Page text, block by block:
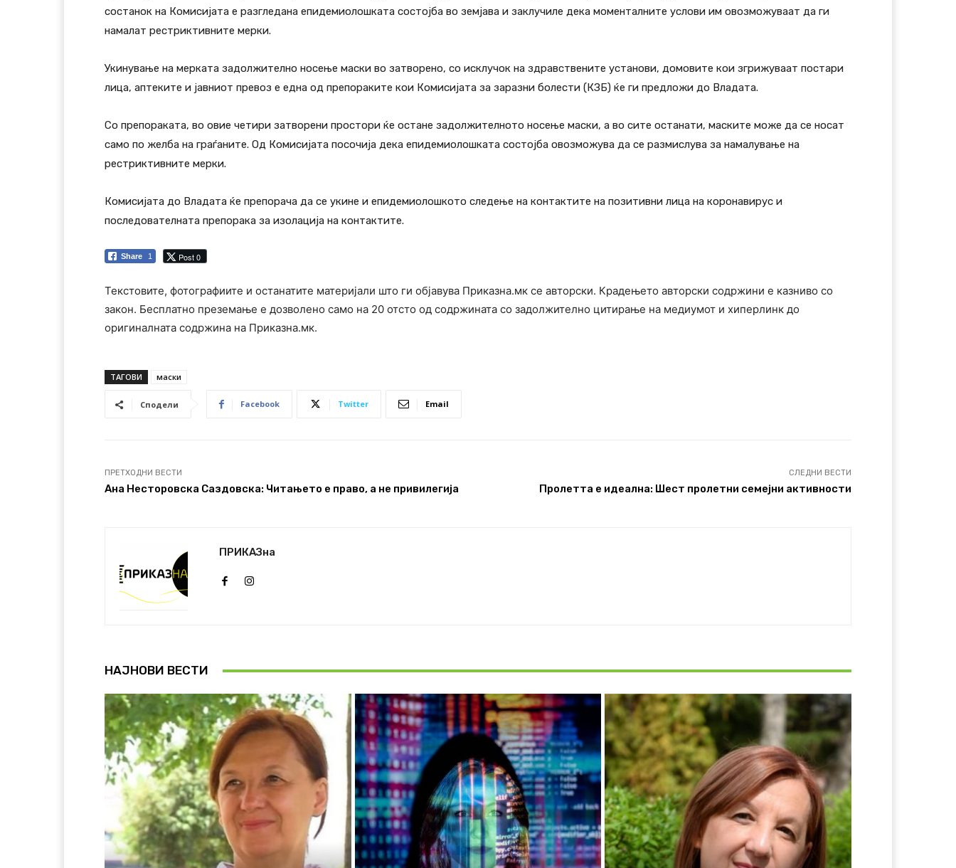
состанок на Комисијата е разгледана епидемиолошката состојба во земјава и заклучиле дека моменталните услови им овозможуваат да ги
намалат рестриктивните мерки.
Укинување на мерката задолжително носење маски во затворено, со исклучок на здравствените установи, домовите кои згрижуваат постари
лица, аптеките и јавниот превоз е една од препораките кои Комисијата за заразни болести (КЗБ) ќе ги предложи до Владата.
Со препораката, во овие четири затворени простори ќе остане задолжителното носење маски, а во сите останати, маските може да се носат
само по желба на граѓаните. Од Комисијата посочија дека епидемиолошката состојба овозможува да се размислува за намалување на
рестриктивните мерки.
Комисијата до Владата ќе препорача да се укине и епидемиолошкото следење на контактите на позитивни лица на коронавирус и
последователната препорака за изолација на контактите.
Share 1 Post 0
Текстовите, фотографиите и останатите материјали што ги објавува Приказна.мк се авторски. Крадењето авторски содржини е казниво со
закон. Бесплатно преземање е дозволено само на 20 отсто од содржината со задолжително цитирање на медиумот и хиперлинк до
оригиналната содржина на Приказна.мк.
ТАГОВИ маски
Сподели Facebook Twitter Email
ПРЕТХОДНИ ВЕСТИ
Ана Несторовска Саздовска: Читањето е право, а не привилегија
СЛЕДНИ ВЕСТИ
Пролетта е идеална: Шест пролетни семејни активности
ПРИКАЗна
НАЈНОВИ ВЕСТИ